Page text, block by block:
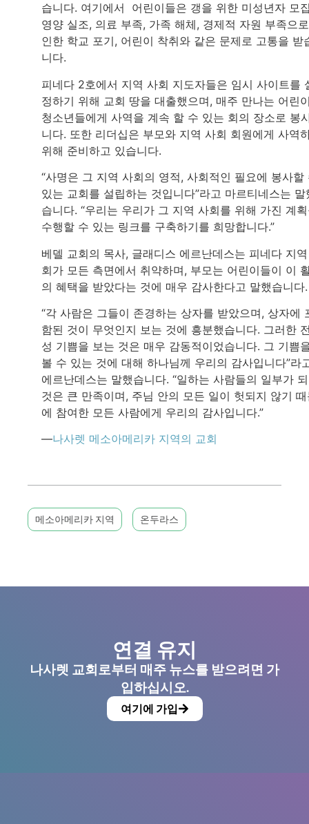
습니다. 여기에서 어린이들은 갱을 위한 미성년자 모
영양 실조, 의료 부족, 가족 해체, 경제적 자원 부족으로
인한 학교 포기, 어린이 착취와 같은 문제로 고통을 받
니다.
피네다 2호에서 지역 사회 지도자들은 임시 사이트를
정하기 위해 교회 땅을 대출했으며, 매주 만나는 어린
청소년들에게 사역을 계속 할 수 있는 회의 장소로 봉
니다. 또한 리더십은 부모와 지역 사회 회원에게 사역
위해 준비하고 있습니다.
“사명은 그 지역 사회의 영적, 사회적인 필요에 봉사할
있는 교회를 설립하는 것입니다”라고 마르티네스는 말
습니다. “우리는 우리가 그 지역 사회를 위해 가진 계
수행할 수 있는 링크를 구축하기를 희망합니다.”
베델 교회의 목사, 글래디스 에르난데스는 피네다 지
회가 모든 측면에서 취약하며, 부모는 어린이들이 이
의 혜택을 받았다는 것에 매우 감사한다고 말했습니
“각 사람은 그들이 존경하는 상자를 받았으며, 상자에
함된 것이 무엇인지 보는 것에 흥분했습니다. 그러한
성 기쁨을 보는 것은 매우 감동적이었습니다. 그 기쁨
볼 수 있는 것에 대해 하나님께 우리의 감사입니다”라
에르난데스는 말했습니다. “일하는 사람들의 일부가
것은 큰 만족이며, 주님 안의 모든 일이 헛되지 않기
에 참여한 모든 사람에게 우리의 감사입니다.”
—나사렛 메소아메리카 지역의 교회
메소아메리카 지역 온두라스
연결 유지
나사렛 교회로부터 매주 뉴스를 받으려면 가
입하십시오.
여기에 가입